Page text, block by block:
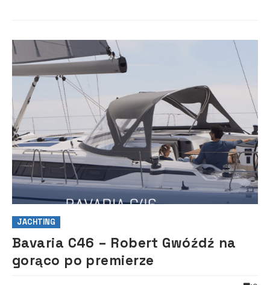
JACHTING
Bavaria C46 – Robert Gwóźdź na
gorąco po premierze